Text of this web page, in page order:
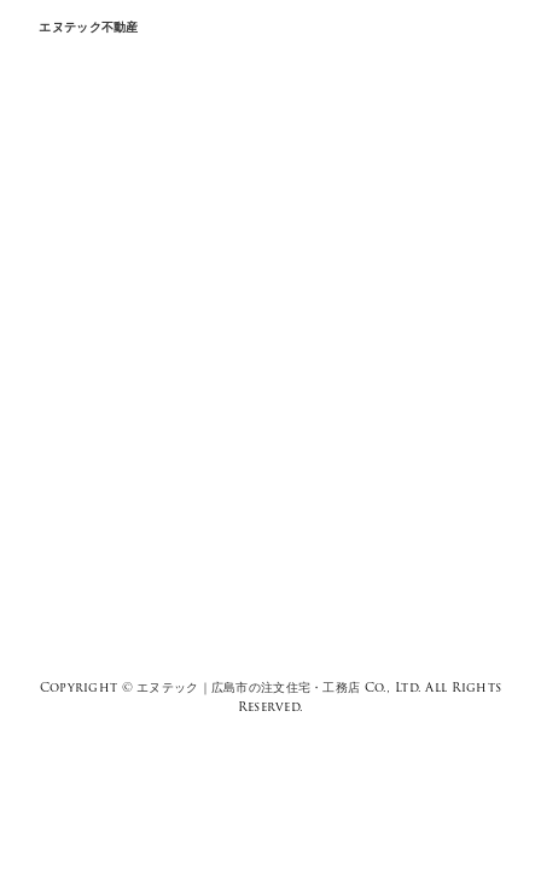
エヌテック不動産
Copyright ©エヌテック｜広島市の注文住宅・工務店 Co., Ltd. All Rights
Reserved.